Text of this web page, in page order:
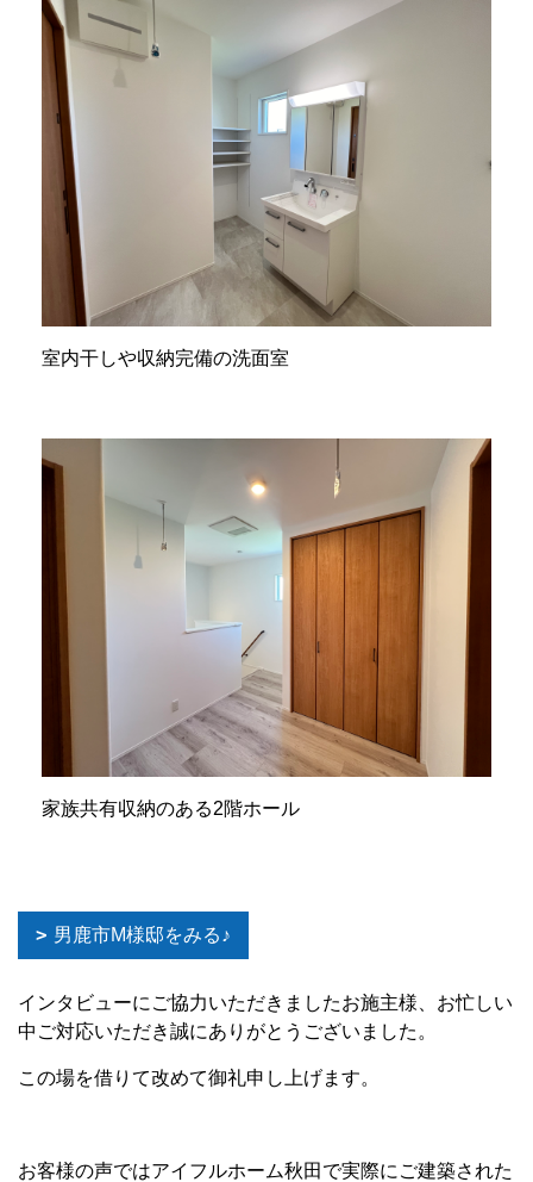
室内干しや収納完備の洗面室
家族共有収納のある2階ホール
男鹿市M様邸をみる♪
インタビューにご協力いただきましたお施主様、お忙しい
中ご対応いただき誠にありがとうございました。
この場を借りて改めて御礼申し上げます。
お客様の声ではアイフルホーム秋田で実際にご建築された